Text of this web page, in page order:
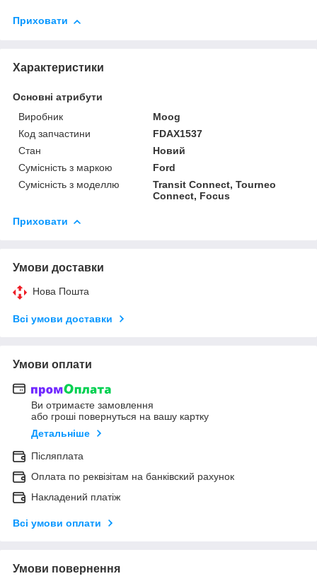
Приховати
Характеристики
Основні атрибути
Виробник
Moog
Код запчастини
FDAX1537
Стан
Новий
Сумісність з маркою
Ford
Сумісність з моделлю
Transit Connect, Tourneo
Connect, Focus
Приховати
Умови доставки
Нова Пошта
Всі умови доставки
Умови оплати
Ви отримаєте замовлення
або гроші повернуться на вашу картку
Детальніше
Післяплата
Оплата по реквізітам на банківский рахунок
Накладений платіж
Всі умови оплати
Умови повернення